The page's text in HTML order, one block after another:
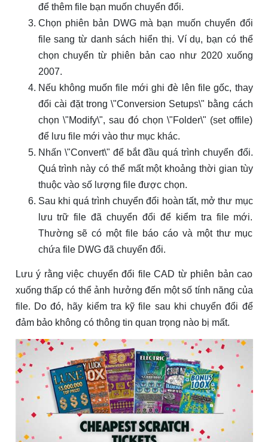
để thêm file bạn muốn chuyển đổi.
Chọn phiên bản DWG mà bạn muốn chuyển đổi
file sang từ danh sách hiển thị. Ví dụ, bạn có thể
chọn chuyển từ phiên bản cao như 2020 xuống
2007.
Nếu không muốn file mới ghi đè lên file gốc, thay
đổi cài đặt trong \"Conversion Setups\" bằng cách
chọn \"Modify\", sau đó chọn \"Folder\" (set offile)
để lưu file mới vào thư mục khác.
Nhấn \"Convert\" để bắt đầu quá trình chuyển đổi.
Quá trình này có thể mất một khoảng thời gian tùy
thuộc vào số lượng file được chọn.
Sau khi quá trình chuyển đổi hoàn tất, mở thư mục
lưu trữ file đã chuyển đổi để kiểm tra file mới.
Thường sẽ có một file báo cáo và một thư mục
chứa file DWG đã chuyển đổi.
Lưu ý rằng việc chuyển đổi file CAD từ phiên bản cao
xuống thấp có thể ảnh hưởng đến một số tính năng của
file. Do đó, hãy kiểm tra kỹ file sau khi chuyển đổi để
đảm bảo không có thông tin quan trọng nào bị mất.